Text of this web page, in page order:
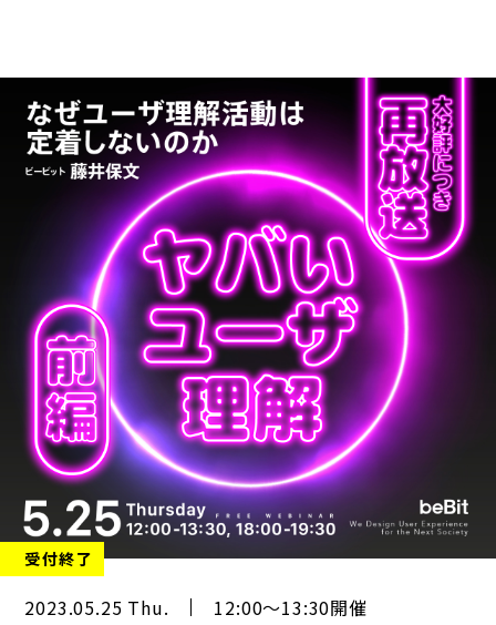
受付終了
2023.05.25 Thu.
12:00～13:30開催